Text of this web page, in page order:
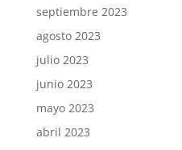
septiembre 2023
agosto 2023
julio 2023
junio 2023
mayo 2023
abril 2023